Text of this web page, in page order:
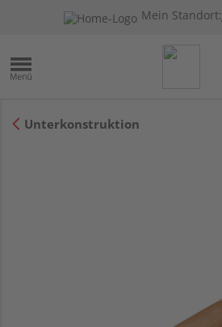
Mein Standort:
Unterkonstruktion